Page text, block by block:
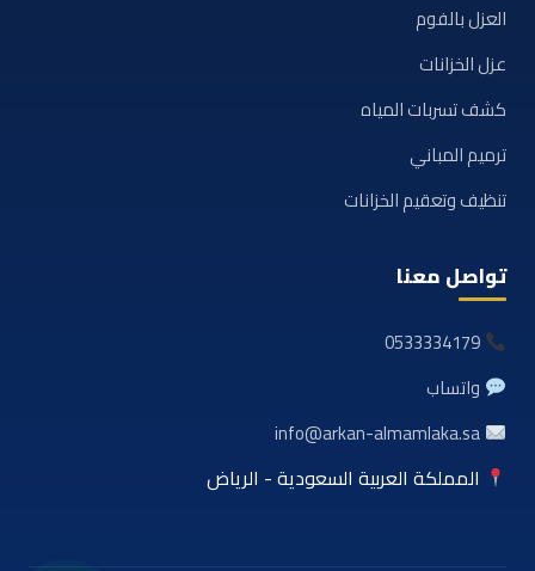
العزل بالفوم
عزل الخزانات
كشف تسربات المياه
ترميم المباني
تنظيف وتعقيم الخزانات
تواصل معنا
0533334179
واتساب
info@arkan-almamlaka.sa
المملكة العربية السعودية - الرياض